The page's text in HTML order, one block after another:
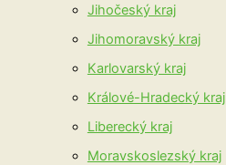
Jihočeský kraj
Jihomoravský kraj
Karlovarský kraj
Králové-Hradecký kraj
Liberecký kraj
Moravskoslezský kraj